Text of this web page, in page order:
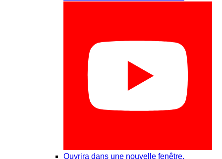
Ouvrira dans une nouvelle fenêtre.